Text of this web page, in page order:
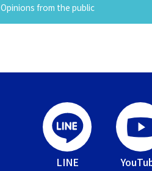
Opinions from the public
LINE